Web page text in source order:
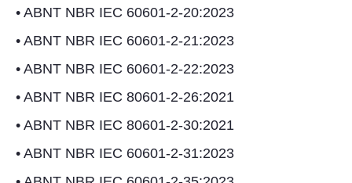
• ABNT NBR IEC 60601-2-20:2023
• ABNT NBR IEC 60601-2-21:2023
• ABNT NBR IEC 60601-2-22:2023
• ABNT NBR IEC 80601-2-26:2021
• ABNT NBR IEC 80601-2-30:2021
• ABNT NBR IEC 60601-2-31:2023